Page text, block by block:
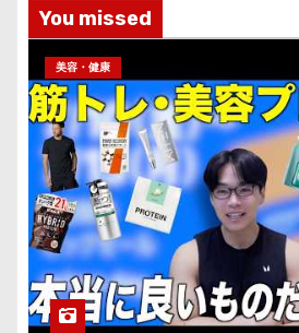
You missed
美容・健康